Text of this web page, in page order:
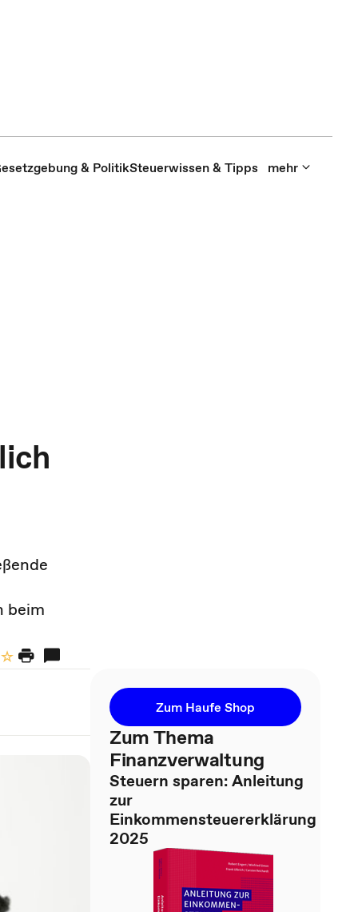
& PolitikSteuerwissen & Tipps mehr
beim
Zum Haufe Shop
Zum Thema
Finanzverwaltung
Steuern sparen: Anleitung
zur
Einkommensteuererklärung
2025